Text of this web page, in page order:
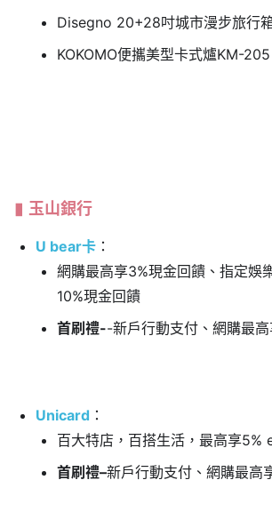
Disegno 20+28吋城市漫步旅行
KOKOMO便攜美型卡式爐KM-205
玉山銀行
U bear卡 ：
網購最高享3%現金回饋、指定娛
10%現金回饋
首刷禮--新戶行動支付、網購最
Unicard ：
百大特店，百搭生活，最高享5%
首刷禮–新戶行動支付、網購最高